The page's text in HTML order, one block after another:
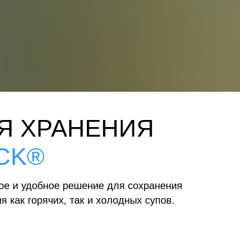
ХРАНЕНИЯ
и удобное решение для сохранения
горячих, так и холодных супов.